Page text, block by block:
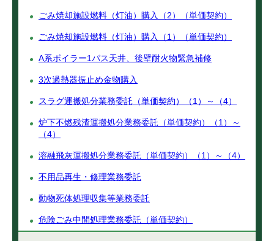
ごみ焼却施設燃料（灯油）購入（2）（単価契約）
ごみ焼却施設燃料（灯油）購入（1）（単価契約）
A系ボイラー1パス天井、後壁耐火物緊急補修
3次過熱器振止め金物購入
スラグ運搬処分業務委託（単価契約）（1）～（4）
炉下不燃残渣運搬処分業務委託（単価契約）（1）～
（4）
溶融飛灰運搬処分業務委託（単価契約）（1）～（4）
不用品再生・修理業務委託
動物死体処理収集等業務委託
危険ごみ中間処理業務委託（単価契約）